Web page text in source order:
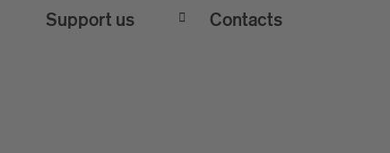
Support us Contacts